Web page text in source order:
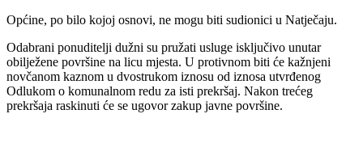
Općine, po bilo kojoj osnovi, ne mogu biti sudionici u Natječaju.
Odabrani ponuditelji dužni su pružati usluge isključivo unutar
obilježene površine na licu mjesta. U protivnom biti će kažnjeni
novčanom kaznom u dvostrukom iznosu od iznosa utvrđenog
Odlukom o komunalnom redu za isti prekršaj. Nakon trećeg
prekršaja raskinuti će se ugovor zakup javne površine.